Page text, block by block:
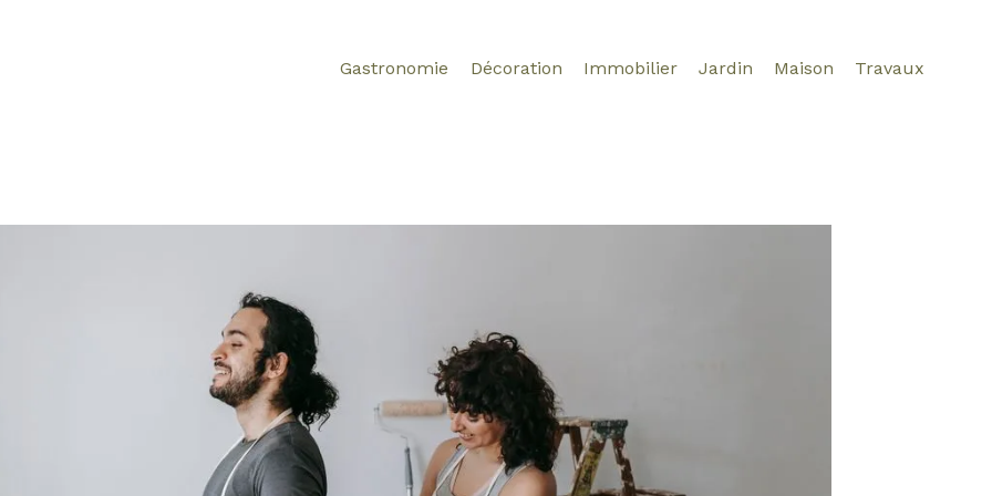
Gastronomie Décoration Immobilier Jardin Maison Travaux